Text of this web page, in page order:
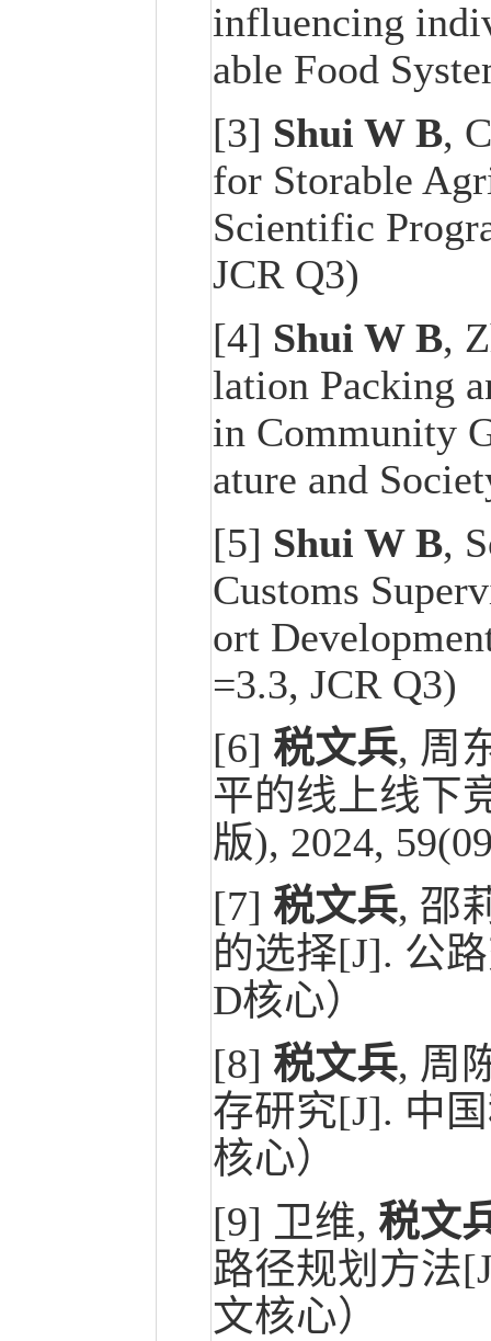
influencing
able Food
[3] Shui W B,
for Storable
Scientific
JCR Q3)
[4] Shui W B,
lation Packing
in Community
ature and
[5] Shui W B,
Customs
ort
=3.3, JCR Q3)
[6] 税文兵, 周
平的线上线下
版), 2024,
[7] 税文兵, 邵
的选择[J]. 公
D核心）
[8] 税文兵, 周
存研究[J]. 中
核心）
[9] 卫维, 税文
路径规划方法
文核心）